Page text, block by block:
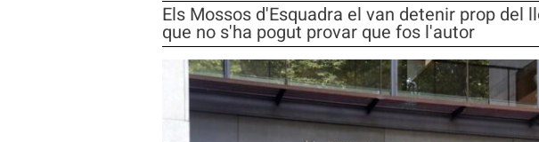
Els Mossos d'Esquadra el van detenir prop del
que no s'ha pogut provar que fos l'autor